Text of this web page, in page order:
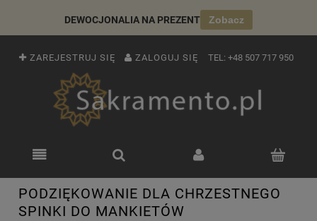
DEWOCJONALIA NA PREZENT Zobacz
ZAREJESTRUJ SIĘ ZALOGUJ SIĘ TEL: +48 507 717 950
PODZIĘKOWANIE DLA CHRZESTNEGO
SPINKI DO MANKIETÓW